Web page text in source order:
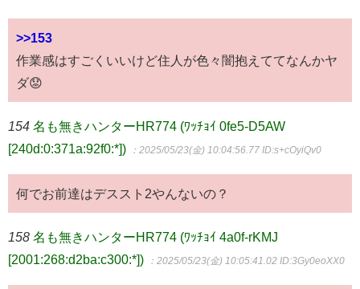
>>153
作業感はすごくいいけど住人が色々闇抱えててなんかヤ
ダ😟
154 名も無きハンターHR774 (ﾜｯﾁｮｲ 0fe5-D5AW
[240d:0:371a:92f0:*])
：2025/05/23(金) 10:04:56.77 ID:s+cOyiQv0
何でお前達はデススト2やんないの？
158 名も無きハンターHR774 (ﾜｯﾁｮｲ 4a0f-rKMJ
[2001:268:d2ba:c300:*])
：2025/05/23(金) 10:05:41.02 ID:3Gy0eoXX0